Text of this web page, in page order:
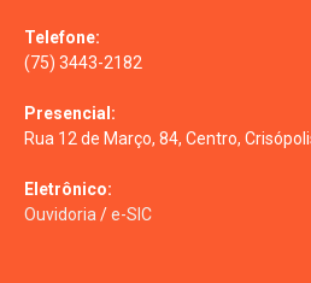
Telefone:
(75) 3443-2182
Presencial:
Rua 12 de Março, 84, Centro,
Eletrônico:
Ouvidoria/e-SIC